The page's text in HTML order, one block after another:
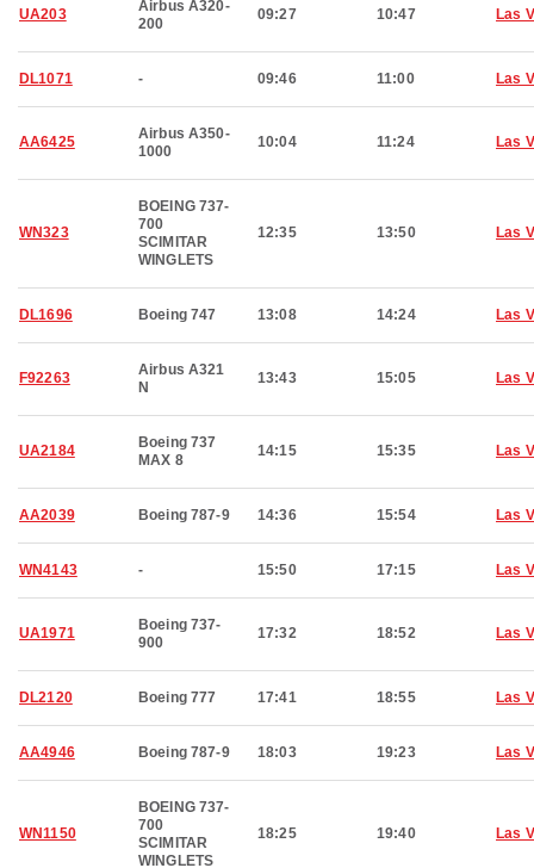
UA203
Airbus A320-
200
09:27 10:47 Las
DL1071 - 09:46 11:00 Las
AA6425
Airbus A350-
1000
10:04 11:24 Las
WN323
BOEING 737-
700
SCIMITAR
WINGLETS
12:35 13:50 Las
DL1696 Boeing 747 13:08 14:24 Las
F92263
Airbus A321
N
13:43 15:05 Las
UA2184
Boeing 737
MAX 8
14:15 15:35 Las
AA2039 Boeing 787-9 14:36 15:54 Las
WN4143 - 15:50 17:15 Las
UA1971
Boeing 737-
900
17:32 18:52 Las
DL2120 Boeing 777 17:41 18:55 Las
AA4946 Boeing 787-9 18:03 19:23 Las
WN1150
BOEING 737-
700
SCIMITAR
WINGLETS
18:25 19:40 Las